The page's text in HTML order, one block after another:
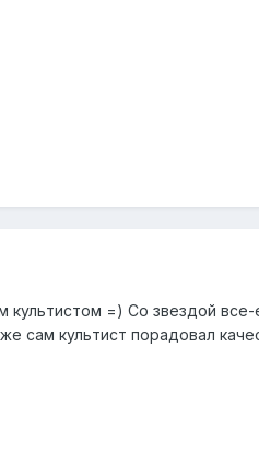
=) Со звездой
сам культист порадовал